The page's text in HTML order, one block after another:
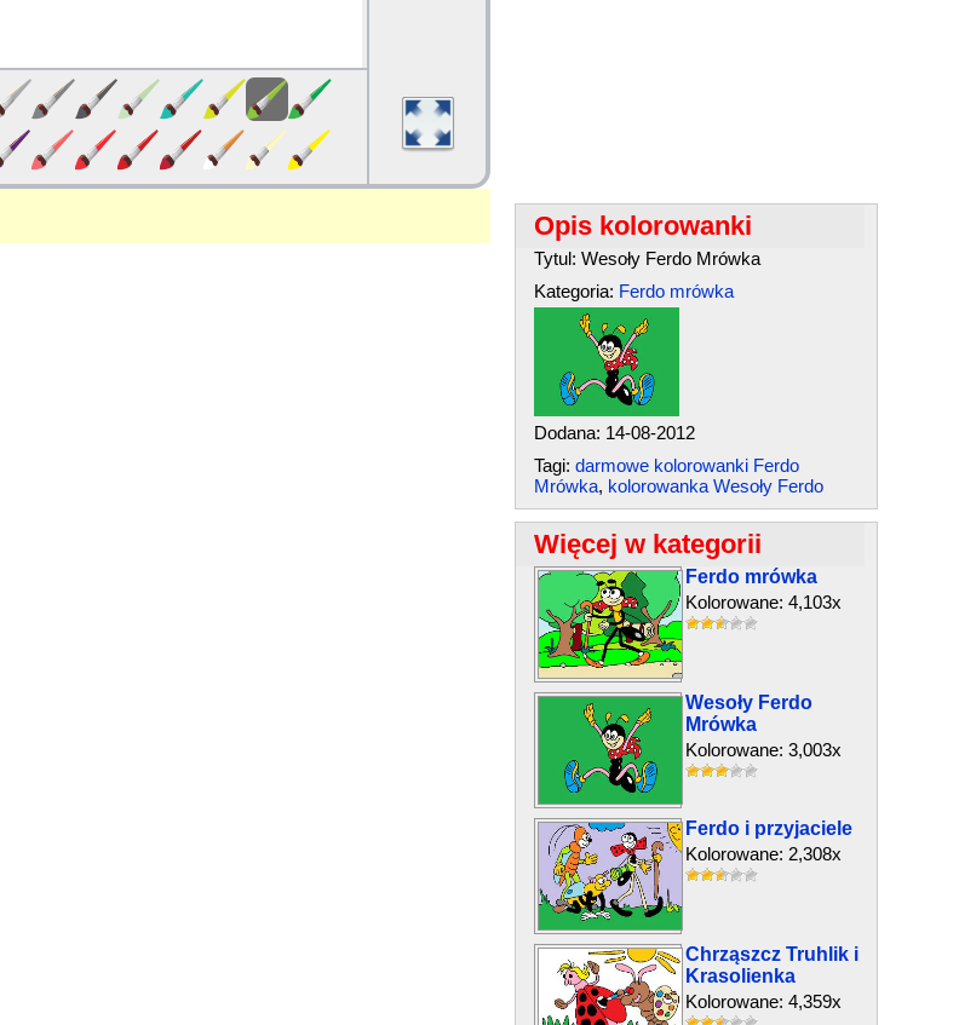
Opis kolorowanki
Tytul: Wesoły Ferdo Mrówka
Kategoria: Ferdo mrówka
Dodana: 14-08-2012
Tagi: darmowe kolorowanki Ferdo
Mrówka, kolorowanka Wesoły Ferdo
Więcej w kategorii
Ferdo mrówka
Kolorowane: 4,103x
Wesoły Ferdo
Mrówka
Kolorowane: 3,003x
Ferdo i przyjaciele
Kolorowane: 2,308x
Chrząszcz Truhlik i
Krasolienka
Kolorowane: 4,359x